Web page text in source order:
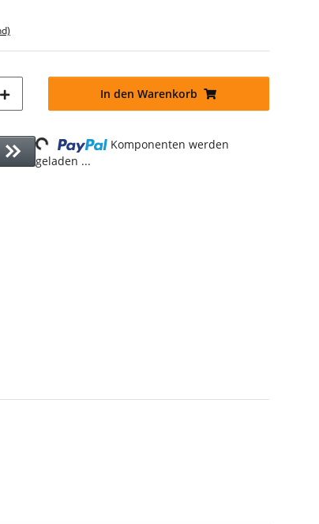
In den Warenkorb
Loading...
Komponenten werden
geladen ...